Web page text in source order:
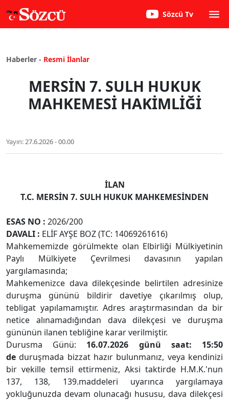
Sözcü Tv
Haberler - Resmi İlanlar
MERSİN 7. SULH HUKUK
MAHKEMESİ HAKİMLİĞİ
Yayın:27.6.2026 - 00.00
İLAN
T.C. MERSİN 7. SULH HUKUK MAHKEMESİNDEN
ESAS NO : 2026/200
DAVALI : ELİF AYŞE BOZ (TC: 14069261616)
Mahkememizde görülmekte olan Elbirliği Mülkiyetinin
Paylı Mülkiyete Çevrilmesi davasının yapılan
yargılamasında;
Mahkemenizce dava dilekçesinde belirtilen adresinize
duruşma gününü bildirir davetiye çıkarılmış olup,
tebligat yapılamamıştır. Adres araştırmasından da bir
netice alınamadığından dava dilekçesi ve duruşma
gününün ilanen tebliğine karar verilmiştir.
Durusma Günü: 16.07.2026 günü saat: 15:50
de duruşmada bizzat hazır bulunmanız, veya kendinizi
bir vekille temsil ettirmeniz, Aksi taktirde H.M.K.'nun
137, 138, 139.maddeleri uyarınca yargılamaya
yokluğunuzda devam olunacağı hususu, dava dilekçesi